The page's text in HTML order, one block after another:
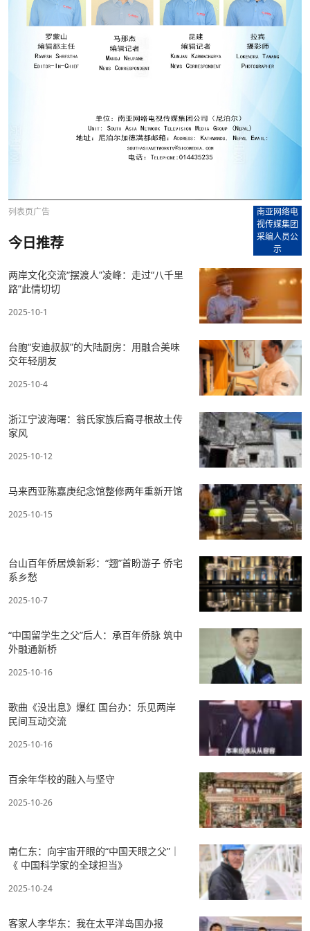
列表页广告
南亚网络电
视传媒集团
采编人员公
示
今日推荐
两岸文化交流“摆渡人”凌峰：走过“八千里
路”此情切切
2025-10-1
台胞“安迪叔叔”的大陆厨房：用融合美味
交年轻朋友
2025-10-4
浙江宁波海曙：翁氏家族后裔寻根故土传
家风
2025-10-12
马来西亚陈嘉庚纪念馆整修两年重新开馆
2025-10-15
台山百年侨居焕新彩：“翘”首盼游子 侨宅
系乡愁
2025-10-7
“中国留学生之父”后人：承百年侨脉 筑中
外融通新桥
2025-10-16
歌曲《没出息》爆红 国台办：乐见两岸
民间互动交流
2025-10-16
百余年华校的融入与坚守
2025-10-26
南仁东：向宇宙开眼的“中国天眼之父”｜
《 中国科学家的全球担当》
2025-10-24
客家人李华东：我在太平洋岛国办报